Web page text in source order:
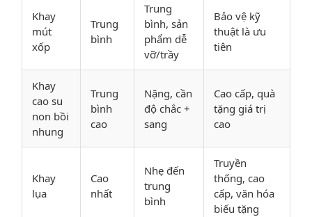
Khay
mút
xốp
Trung
bình
Trung
bình, sản
phẩm dễ
vỡ/trầy
Bảo vệ kỹ
thuật là ưu
tiên
Khay
cao su
non bồi
nhung
Trung
bình
cao
Nặng, cần
độ chắc +
sang
Cao cấp, quà
tặng giá trị
cao
Khay
lụa
Cao
nhất
Nhẹ đến
trung
bình
Truyền
thống, cao
cấp, văn hóa
biếu tặng